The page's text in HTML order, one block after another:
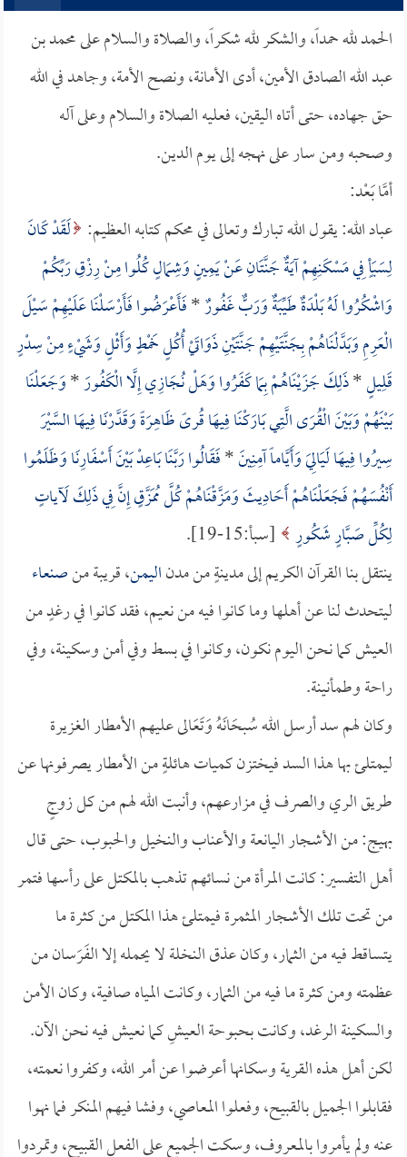
الحمد لله حمداً، والشكر لله شكراً، والصلاة والسلام على محمد بن
عبد الله الصادق الأمين، أدى الأمانة، ونصح الأمة، وجاهد في الله
حق جهاده، حتى أتاه اليقين، فعليه الصلاة والسلام وعلى آله
وصحبه ومن سار على نهجه إلى يوم الدين.
أمَّا بَعْد:
عباد الله: يقول الله تبارك وتعالى في محكم كتابه العظيم: لَقَدْ كَانَ
لِسَبَأٍ فِي مَسْكَنِهِمْ آيَةٌ جَنَّتَانِ عَنْ يَمِينٍ وَشِمَالٍ كُلُوا مِنْ رِزْقِ رَبِّكُمْ
وَاشْكُرُوا لَهُ بَلْدَةٌ طَيِّبَةٌ وَرَبٌّ غَفُورٌ*فَأَعْرَضُوا فَأَرْسَلْنَا عَلَيْهِمْ سَيْلَ
الْعَرِمِ وَبَدَّلْنَاهُمْ بِجَنَّتَيْهِمْ جَنَّتَيْنِ ذَوَاتَيْ أُكُلٍ خَمْطٍ وَأَثْلٍ وَشَيْءٍ مِنْ سِدْرٍ
قَلِيلٍ*ذَلِكَ جَزَيْنَاهُمْ بِمَا كَفَرُوا وَهَلْ نُجَازِي إِلَّا الْكَفُورَ*وَجَعَلْنَا
بَيْنَهُمْ وَبَيْنَ الْقُرَى الَّتِي بَارَكْنَا فِيهَا قُرىً ظَاهِرَةً وَقَدَّرْنَا فِيهَا السَّيْرَ
سِيرُوا فِيهَا لَيَالِيَ وَأَيَّاماً آمِنِينَ*فَقَالُوا رَبَّنَا بَاعِدْ بَيْنَ أَسْفَارِنَا وَظَلَمُوا
أَنْفُسَهُمْ فَجَعَلْنَاهُمْ أَحَادِيثَ وَمَزَّقْنَاهُمْ كُلَّ مُمَزَّقٍ إِنَّ فِي ذَلِكَ لَآياتٍ
لِكُلِّ صَبَّارٍ شَكُورٍ [سبأ:15-19].
ينتقل بنا القرآن الكريم إلى مدينةٍ من مدناليمن، قريبة منصنعاء
ليتحدث لنا عن أهلها وما كانوا فيه من نعيم، فقد كانوا في رغدٍ من
العيش كما نحن اليوم نكون، وكانوا في بسط وفي أمن وسكينة، وفي
راحة وطمأنينة.
وكان لهم سد أرسل الله سُبحَانَهُ وَتَعَالى عليهم الأمطار الغزيرة
ليمتلئ بها هذا السد فيختزن كميات هائلةٍ من الأمطار يصرفونها عن
طريق الري والصرف في مزارعهم، وأنبت الله لهم من كل زوجٍ
بهيج: من الأشجار اليانعة والأعناب والنخيل والحبوب، حتى قال
أهل التفسير: كانت المرأة من نسائهم تذهب بالمكتل على رأسها فتمر
من تحت تلك الأشجار المثمرة فيمتلئ هذا المكتل من كثرة ما
يتساقط فيه من الثمار، وكان عذق النخلة لا يحمله إلا الفَرَسان من
عظمته ومن كثرة ما فيه من الثمار، وكانت المياه صافية، وكان الأمن
والسكينة الرغد، وكانت بحبوحة العيشِ كما نعيش فيه نحن الآن.
لكن أهل هذه القرية وسكانها أعرضوا عن أمر الله، وكفروا نعمته،
فقابلوا الجميل بالقبيح، وفعلوا المعاصي، وفشا فيهم المنكر فما نهوا
عنه ولم يأمروا بالمعروف، وسكت الجميع على الفعل القبيح، وتمردوا